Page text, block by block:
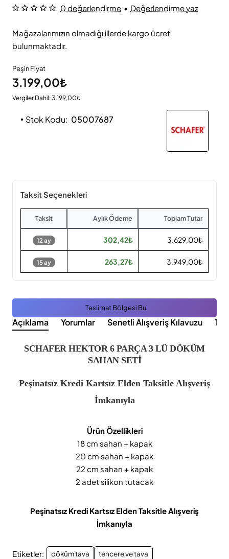
Mağazalarımızın olmadığı illerde kargo ücreti
bulunmaktadır.
0 değerlendirme • Değerlendirme yaz
Peşin Fiyat
3.199,00₺
Vergiler Dahil: 3.199,00₺
Stok Kodu: 05007687
Taksit Seçenekleri
Taksit Aylık Ödeme Toplam Tutar
12 ay 302,42₺ 3.629,00₺
15 ay 263,27₺ 3.949,00₺
Teslimat Bölgesi Bul
Açıklama Yorumlar Senetli Alışveriş Kılavuzu
SCHAFER HEKTOR 6 PARÇA 3 LÜ DÖKÜM
SAHAN SETİ
Peşinatsız Kredi Kartsız Elden Taksitle Alışveriş
İmkanıyla
Ürün Özellikleri
18 cm sahan + kapak
20 cm sahan + kapak
22 cm sahan + kapak
2 adet silikon tutacak
Peşinatsız Kredi Kartsız Elden Taksitle Alışveriş
İmkanıyla
Etiketler: döküm tava tencere ve tava